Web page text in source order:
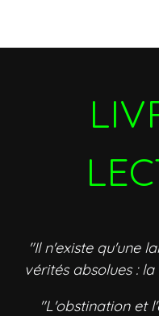
"Il n'existe qu'une
vérités absolues :
"L'obstination et